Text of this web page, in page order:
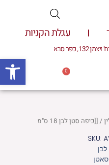
עגלת הקניות
132, כפר סבא
0
עגלת
/ [[כיפה סטן לבן 18 ס"מ
SKU: